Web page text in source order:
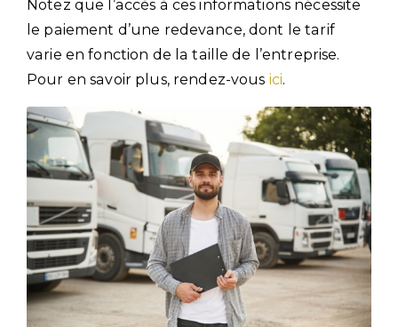
Notez que l’accès à ces informations nécessite
le paiement d’une redevance, dont le tarif
varie en fonction de la taille de l’entreprise.
Pour en savoir plus, rendez-vous ici.